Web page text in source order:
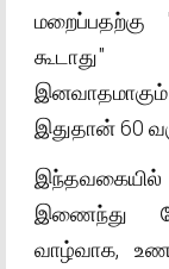
இதுதான் 60
இணைந்து
வாழ்வாக,